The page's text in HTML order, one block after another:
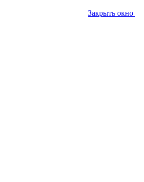
Закрыть окно